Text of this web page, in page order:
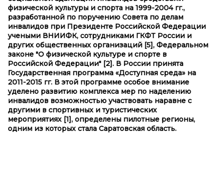
физической культуры и спорта на 1999-2004 гг.,
разработанной по поручению Совета по делам
инвалидов при Президенте Российской Федерации
учеными ВНИИФК, сотрудниками ГКФТ России и
других общественных организаций [5], Федеральном
законе "О физической культуре и спорте в
Российской Федерации" [2]. В России принята
Государственная программа «Доступная среда» на
2011-2015 гг. В этой программе особое внимание
уделено развитию комплекса мер по наделению
инвалидов возможностью участвовать наравне с
другими в спортивных и туристических
мероприятиях [1], определены пилотные регионы,
одним из которых стала Саратовская область.